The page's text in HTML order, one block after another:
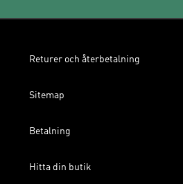
Returer och återbetalning
Sitemap
Betalning
Hitta din butik